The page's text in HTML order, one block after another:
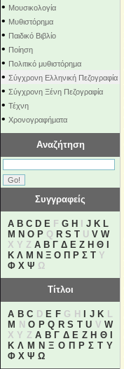
• Μουσικολογία
• Μυθιστόρημα
• Παιδικό Βιβλίο
• Ποίηση
• Πολιτικό μυθιστόρημα
• Σύγχρονη Ελληνική Πεζογραφία
• Σύγχρονη Ξένη Πεζογραφία
• Τέχνη
• Χρονογραφήματα
Αναζήτηση
Συγγραφείς
A B C D E F G H J K L
M N O P Q R S T U V W
X Y Z Α Β Γ Δ Ε Ζ Η Θ
Κ Λ Μ Ν Ξ Ο Π Ρ Σ Τ Υ
Φ Χ Ψ Ω
Τίτλοι
A B C D E FG H J K L
M
N O P Q R S T U V W
X Y ZΑ Β Γ Δ Ε Ζ Η Θ
Κ Λ Μ Ν Ξ Ο Π Ρ Σ Τ Υ
Φ Χ Ψ Ω